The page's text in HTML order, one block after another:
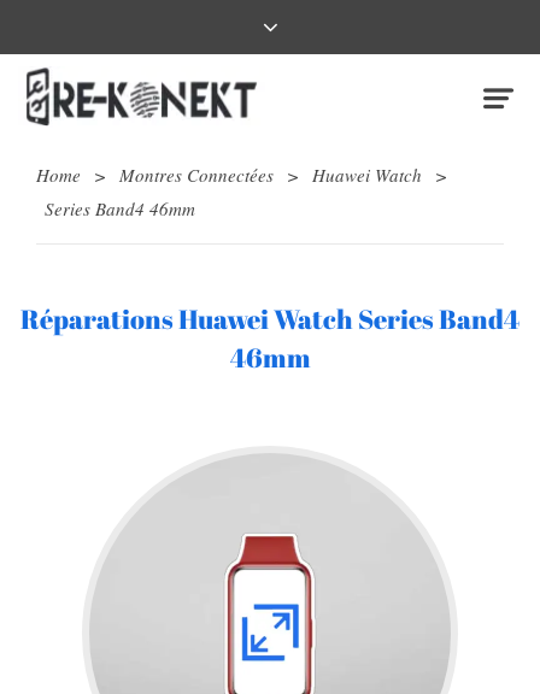
Home > Montres Connectées > Huawei Watch
>
Series Band4 46mm
Réparations Huawei Watch Series Band4
46mm